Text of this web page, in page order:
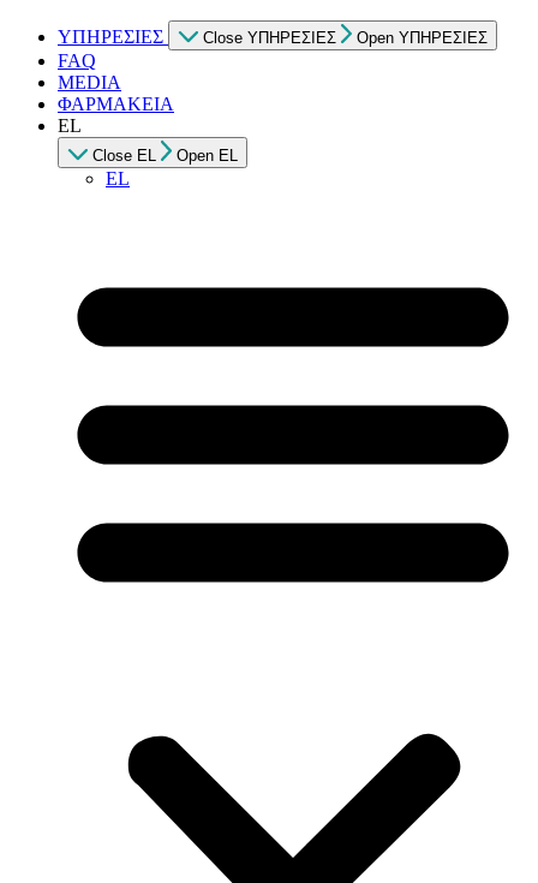
ΥΠΗΡΕΣΙΕΣ Close ΥΠΗΡΕΣΙΕΣ Open ΥΠΗΡΕΣΙΕΣ
FAQ
MEDIA
ΦΑΡΜΑΚΕΙΑ
EL
Close EL Open EL
EL